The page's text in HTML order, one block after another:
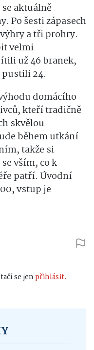
aktuálně
Po šesti zápasech
a tři prohry.
velmi
už 46 branek,
24.
domácího
kteří tradičně
skvělou
během utkání
takže si
vším, co k
patří. Úvodní
vstup je
se jenpřihlásit.